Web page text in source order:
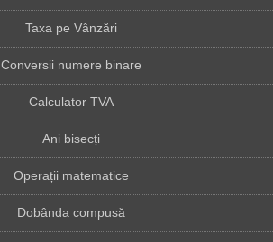
Taxa pe Vânzări
Conversii numere binare
Calculator TVA
Ani bisecți
Operații matematice
Dobânda compusă